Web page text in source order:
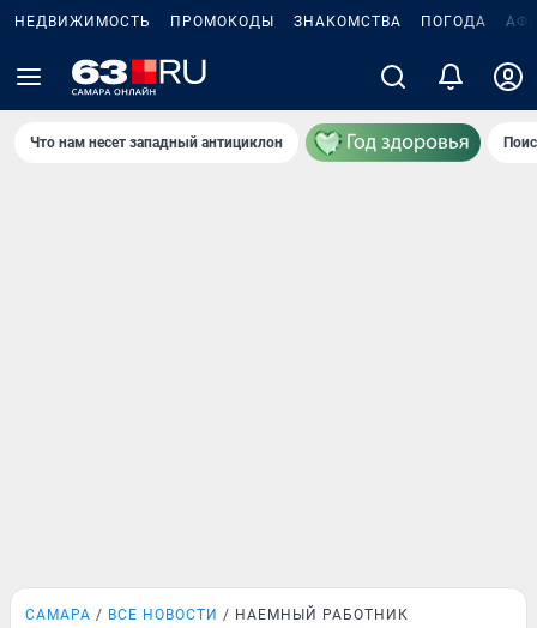
НЕДВИЖИМОСТЬ ПРОМОКОДЫ ЗНАКОМСТВА ПОГОДА
Что нам несет западный антициклон
САМАРА ВСЕ НОВОСТИ НАЕМНЫЙ РАБОТНИК